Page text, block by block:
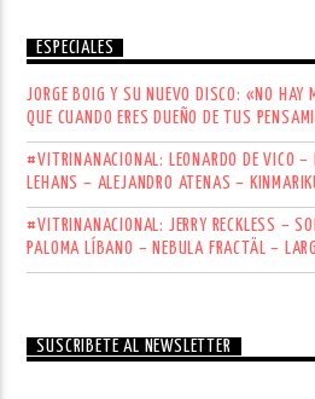
ESPECIALES
JORGE BOIG Y SU NUEVO DISCO: «NO HAY
QUE CUANDO ERES DUEÑO DE TUS
#VITRINANACIONAL: LEONARDO DE VICO
LEHANS – ALEJANDRO ATENAS –
#VITRINANACIONAL: JERRY RECKLESS –
PALOMA LÍBANO – NEBULA FRACTÄL –
SUSCRÍBETE AL NEWSLETTER